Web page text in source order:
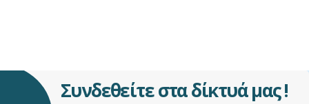
Συνδεθείτε στα δίκτυά μας !